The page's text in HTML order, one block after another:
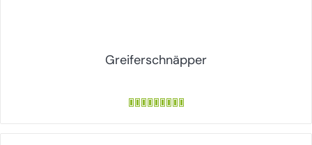
Greiferschnäpper